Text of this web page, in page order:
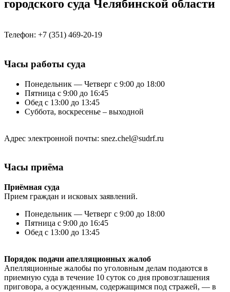
городского суда Челябинской области
Телефон: +7 (351) 469-20-19
Часы работы суда
Понедельник — Четверг с 9:00 до 18:00
Пятница с 9:00 до 16:45
Обед с 13:00 до 13:45
Суббота, воскресенье – выходной
Адрес электронной почты: snez.chel@sudrf.ru
Часы приёма
Приёмная суда
Прием граждан и исковых заявлений.
Понедельник — Четверг с 9:00 до 18:00
Пятница с 9:00 до 16:45
Обед с 13:00 до 13:45
Порядок подачи апелляционных жалоб
Апелляционные жалобы по уголовным делам подаются в
приемную суда в течение 10 суток со дня провозглашения
приговора, а осужденным, содержащимся под стражей, — в